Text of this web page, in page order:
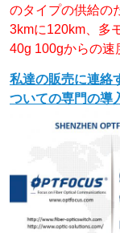
のタイプの供給の
3kmに120km、多
40g 100gからの速
私達の販売に連絡
ついての専門の導